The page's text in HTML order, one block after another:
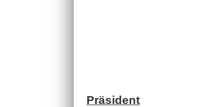
Präsident